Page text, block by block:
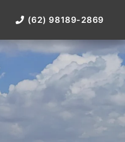
(62) 98189-2869